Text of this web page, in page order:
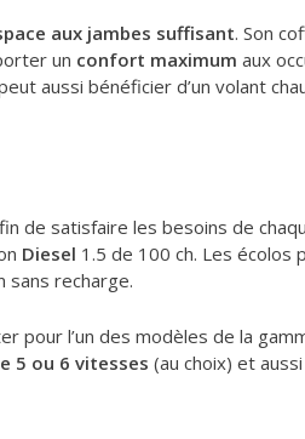
aux jambes suffisant. Son
un confort maximum aux
aussi bénéficier d’un volant
de satisfaire les besoins de
Diesel 1.5 de 100 ch. Les écolos
sans recharge.
pour l’un des modèles de la
5 ou 6 vitesses (au choix) et